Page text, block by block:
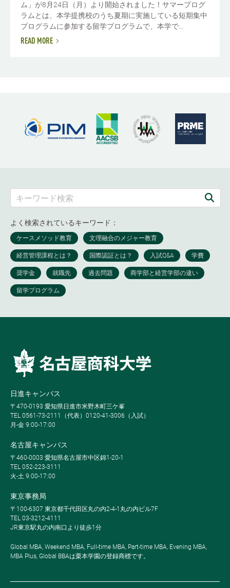
ム」が8月24日（月）より開始されました！サマープログ
ラムとは、本学提携校のうち夏期に実施している短期集中
プログラムに参加する留学プログラムで、本学で...
READ MORE
よく検索されているキーワード：
日進キャンパス
〒470-0193 愛知県日進市米野木町三ケ峯
TEL 0561-73-2111（代表）0120-41-3006（入試）
月-金 9:00-17:00
名古屋キャンパス
〒460-0003 愛知県名古屋市中区錦1-20-1
TEL 052-223-3111
火-土 9:00-17:00
東京事務局
〒100-6307 東京都千代田区丸の内2-4-1丸の内ビル7F
TEL 03-3212-4111
JR東京駅丸の内南口より徒歩1分
Global MBA, Weekend MBA, Full-time MBA, Part-time MBA, Evening MBA,
MBA Plus, Global BBAは栗本学園の登録商標です。